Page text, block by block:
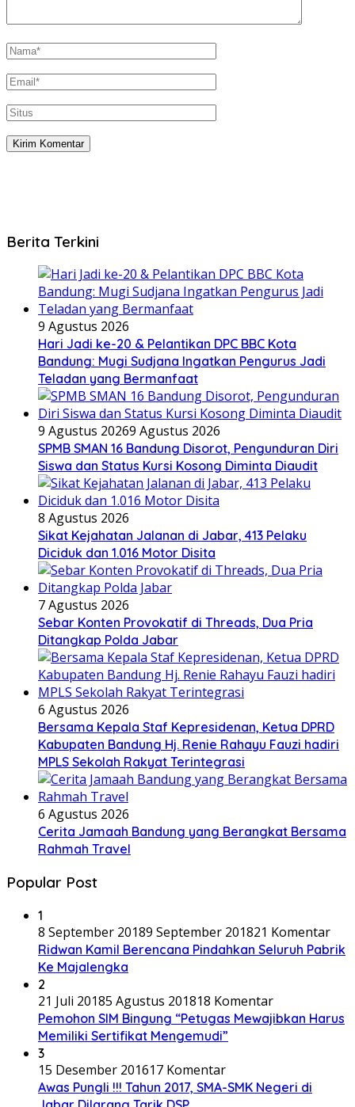
Berita Terkini
9 Agustus 2026
Hari Jadi ke-20 & Pelantikan DPC BBC Kota
Bandung: Mugi Sudjana Ingatkan Pengurus Jadi
Teladan yang Bermanfaat
9 Agustus 20269 Agustus 2026
SPMB SMAN 16 Bandung Disorot, Pengunduran Diri
Siswa dan Status Kursi Kosong Diminta Diaudit
8 Agustus 2026
Sikat Kejahatan Jalanan di Jabar, 413 Pelaku
Diciduk dan 1.016 Motor Disita
7 Agustus 2026
Sebar Konten Provokatif di Threads, Dua Pria
Ditangkap Polda Jabar
6 Agustus 2026
Bersama Kepala Staf Kepresidenan, Ketua DPRD
Kabupaten Bandung Hj. Renie Rahayu Fauzi hadiri
MPLS Sekolah Rakyat Terintegrasi
6 Agustus 2026
Cerita Jamaah Bandung yang Berangkat Bersama
Rahmah Travel
Popular Post
1
8 September 20189 September 201821 Komentar
Ridwan Kamil Berencana Pindahkan Seluruh Pabrik
Ke Majalengka
2
21 Juli 20185 Agustus 201818 Komentar
Pemohon SIM Bingung “Petugas Mewajibkan Harus
Memiliki Sertifikat Mengemudi”
3
15 Desember 201617 Komentar
Awas Pungli !!! Tahun 2017, SMA-SMK Negeri di